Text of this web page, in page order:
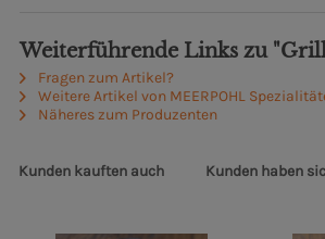
Weiterführende Links zu
Fragen zum Artikel?
Weitere Artikel von MEERPOHL
Näheres zum Produzenten
Kunden kauften auch Kunden haben